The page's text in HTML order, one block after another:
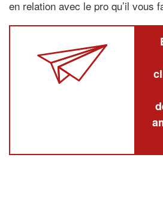
en relation avec le pro qu’il vous